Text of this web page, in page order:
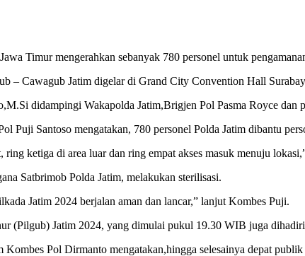
Timur mengerahkan sebanyak 780 personel untuk
– Cawagub Jatim digelar di Grand City Convention Hall
didampingi Wakapolda Jatim,Brigjen Pol Pasma Royce dan
Puji Santoso mengatakan, 780 personel Polda Jatim dibantu
ketiga di area luar dan ring empat akses masuk menuju
Satbrimob Polda Jatim, melakukan sterilisasi.
Jatim 2024 berjalan aman dan lancar,” lanjut Kombes Puji.
(Pilgub) Jatim 2024, yang dimulai pukul 19.30 WIB juga
Kombes Pol Dirmanto mengatakan,hingga selesainya depat